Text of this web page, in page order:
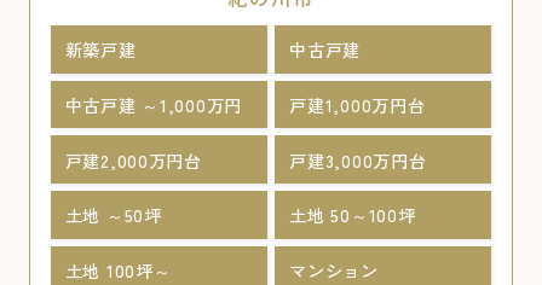
新築戸建 中古戸建
中古戸建 ～1,000万円 戸建1,000万円台
戸建2,000万円台 戸建3,000万円台
土地 ～50坪 土地 50～100坪
土地 100坪～ マンション